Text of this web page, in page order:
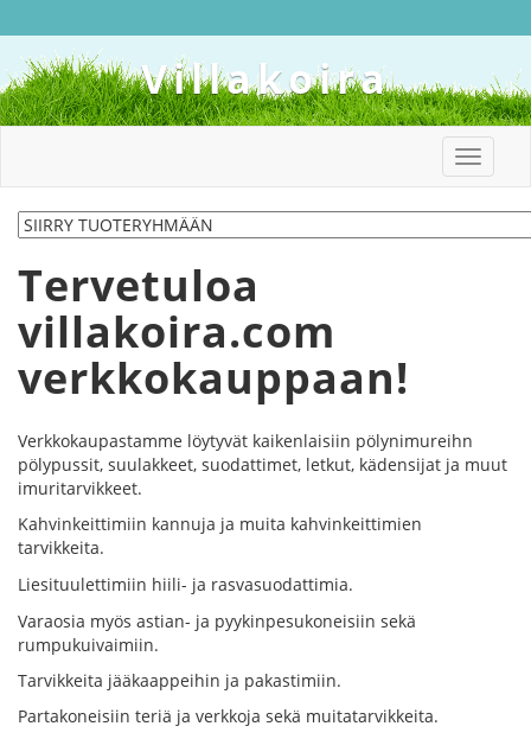
Villakoira
Toggle
Tervetuloa
villakoira.com
verkkokauppaan!
Verkkokaupastamme löytyvät kaikenlaisiin pölynimureihn
pölypussit, suulakkeet, suodattimet, letkut, kädensijat ja muut
imuritarvikkeet.
Kahvinkeittimiin kannuja ja muita kahvinkeittimien
tarvikkeita.
Liesituulettimiin hiili- ja rasvasuodattimia.
Varaosia myös astian- ja pyykinpesukoneisiin sekä
rumpukuivaimiin.
Tarvikkeita jääkaappeihin ja pakastimiin.
Partakoneisiin teriä ja verkkoja sekä muitatarvikkeita.